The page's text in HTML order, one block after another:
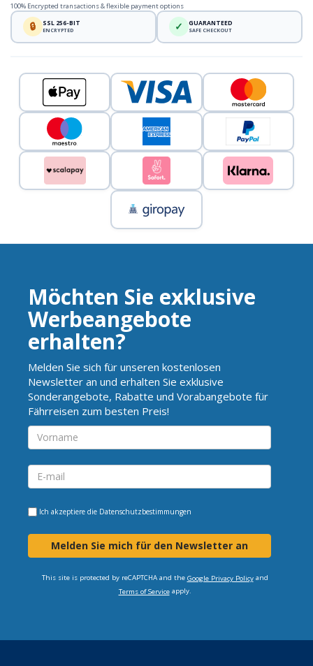
100% Encrypted transactions & flexible payment options
🔒 SSL 256-BIT
ENCRYPTED ✓ GUARANTEED
SAFE CHECKOUT
Möchten Sie exklusive
Werbeangebote
erhalten?
Melden Sie sich für unseren kostenlosen
Newsletter an und erhalten Sie exklusive
Sonderangebote, Rabatte und Vorabangebote für
Fährreisen zum besten Preis!
Ich akzeptiere die Datenschutzbestimmungen
Melden Sie mich für den Newsletter an
This site is protected by reCAPTCHA and the Google Privacy Policyand
Terms of Serviceapply.